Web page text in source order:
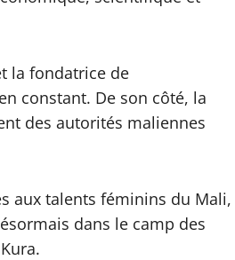
la fondatrice de
constant. De son côté, la
des autorités maliennes
aux talents féminins du Mali,
dans le camp des